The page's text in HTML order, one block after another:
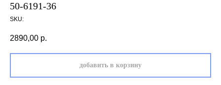
50-6191-36
SKU:
2890,00 р.
добавить в корзину